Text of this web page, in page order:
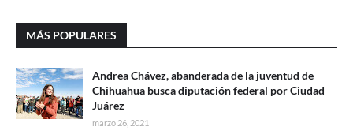
MÁS POPULARES
Andrea Chávez, abanderada de la juventud de
Chihuahua busca diputación federal por Ciudad
Juárez
marzo 26, 2021